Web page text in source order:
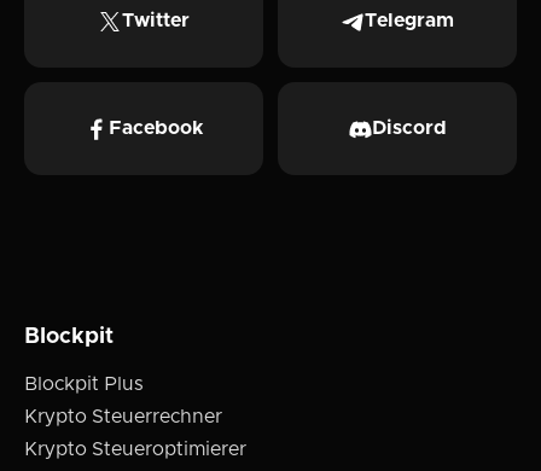
Twitter Telegram
Facebook Discord
Blockpit
Blockpit Plus
Krypto Steuerrechner
Krypto Steueroptimierer